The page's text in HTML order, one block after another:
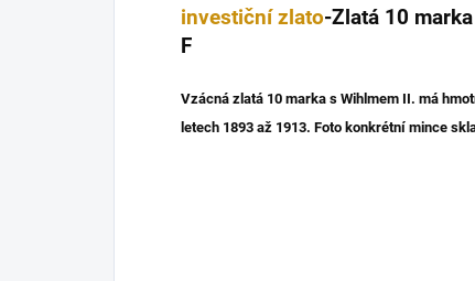
investiční zlato-Zlatá 10
F
Vzácná zlatá 10 marka s Wihlmem II. má
letech 1893 až 1913. Foto konkrétní mince